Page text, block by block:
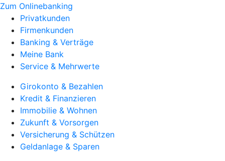
Zum Onlinebanking
Privatkunden
Firmenkunden
Banking & Verträge
Meine Bank
Service & Mehrwerte
Girokonto & Bezahlen
Kredit & Finanzieren
Immobilie & Wohnen
Zukunft & Vorsorgen
Versicherung & Schützen
Geldanlage & Sparen